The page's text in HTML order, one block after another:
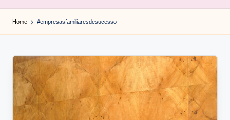
o
n
u
lt
i
n
Home #empresasfamiliaresdesucesso